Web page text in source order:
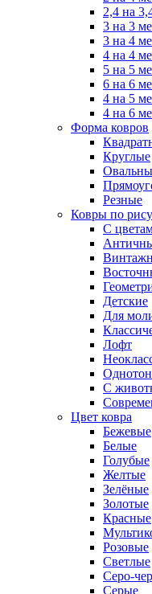
2,4 на
3 на 3
3 на 4
4 на 4
5 на 5
6 на 6
4 на 5
4 на 6
Форма ковров
Круглые
Резные
Ковры по
C
Детские
Для
Лофт
С
Цвет ковра
Бежевые
Белые
Голубые
Желтые
Зелёные
Золотые
Красные
Розовые
Светлые
Серо-
Серые